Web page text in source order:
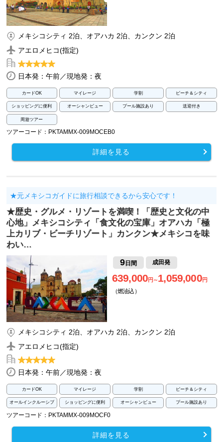
メキシコシティ 2泊、オアハカ 2泊、カンクン 2泊
アエロメヒコ(指定)
日本発：午前／現地発：夜
カードOK マイレージ 学割 ビーチ＆シティ
ショッピングに便利 オーシャンビュー プール施設あり 送迎付き
周遊ツアー
ツアーコード：PKTAMMX-009MOCEB0
詳細を見る
★元メキシコガイドに旅行相談できるから安心です！
★歴史・グルメ・リゾートを満喫！「歴史と文化の中
心地」メキシコシティ「食文化の宝庫」オアハカ「極
上カリブ・ビーチリゾート」カンクン★メキシコを味
わい…
9日間 成田発
639,000円～1,059,000円
（燃油込）
メキシコシティ 2泊、オアハカ 2泊、カンクン 2泊
アエロメヒコ(指定)
日本発：午前／現地発：夜
カードOK マイレージ 学割 ビーチ＆シティ
オールインクルーシブ ショッピングに便利 オーシャンビュー プール施設あり
ツアーコード：PKTAMMX-009MOCF0
詳細を見る